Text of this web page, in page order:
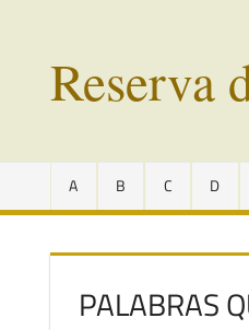
contenidoReserva
en
vías
extinción
todo
A B C D
PALABRAS